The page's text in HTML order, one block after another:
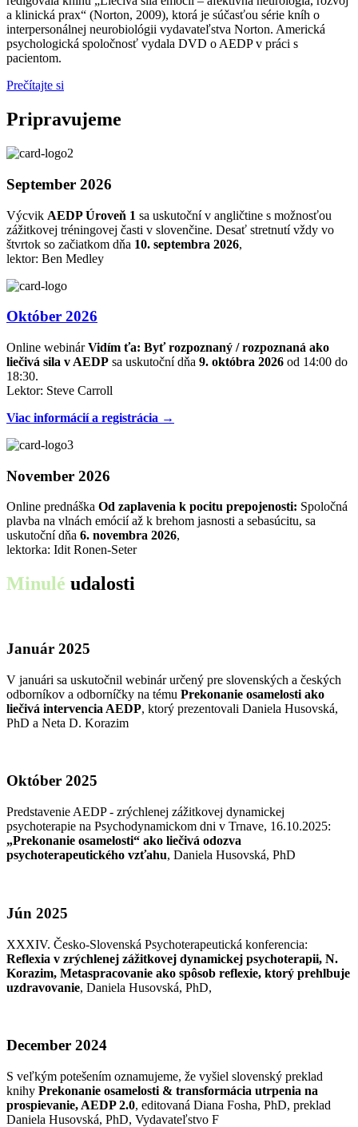
a klinická prax“ (Norton, 2009), ktorá je súčasťou série kníh o
interpersonálnej neurobiológii vydavateľstva Norton. Americká
psychologická spoločnosť vydala DVD o AEDP v práci s
pacientom.
Prečítajte si
Pripravujeme
September 2026
Výcvik AEDP Úroveň 1 sa uskutoční v angličtine s možnosťou
zážitkovej tréningovej časti v slovenčine. Desať stretnutí vždy vo
štvrtok so začiatkom dňa 10. septembra 2026,
lektor: Ben Medley
Október 2026
Online webinárVidím ťa: Byť rozpoznaný / rozpoznaná ako
liečivá sila v AEDP sa uskutoční dňa 9. októbra 2026 od 14:00 do
18:30.
Lektor: Steve Carroll
Viac informácií a registrácia →
November 2026
Online prednáška Od zaplavenia k pocitu prepojenosti: Spoločná
plavba na vlnách emócií až k brehom jasnosti a sebasúcitu, sa
uskutoční dňa 6. novembra 2026,
lektorka: Idit Ronen-Seter
Minulé udalosti
Január 2025
V januári sa uskutočnil webinár určený pre slovenských a českých
odborníkov a odborníčky na tému Prekonanie osamelosti ako
liečivá intervencia AEDP, ktorý prezentovali Daniela Husovská,
PhD a Neta D. Korazim
Október 2025
Predstavenie AEDP - zrýchlenej zážitkovej dynamickej
psychoterapie na Psychodynamickom dni v Trnave, 16.10.2025:
„Prekonanie osamelosti“ ako liečivá odozva
psychoterapeutického vzťahu, Daniela Husovská, PhD
Jún 2025
XXXIV. Česko-Slovenská Psychoterapeutická konferencia:
Reflexia v zrýchlenej zážitkovej dynamickej psychoterapii, N.
Korazim, Metaspracovanie ako spôsob reflexie, ktorý prehlbuje
uzdravovanie, Daniela Husovská, PhD,
December 2024
S veľkým potešením oznamujeme, že vyšiel slovenský preklad
knihy Prekonanie osamelosti & transformácia utrpenia na
prospievanie, AEDP 2.0, editovaná Diana Fosha, PhD, preklad
Daniela Husovská, PhD, Vydavateľstvo F